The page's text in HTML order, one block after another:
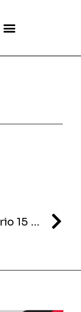
Laboratorio 15 def